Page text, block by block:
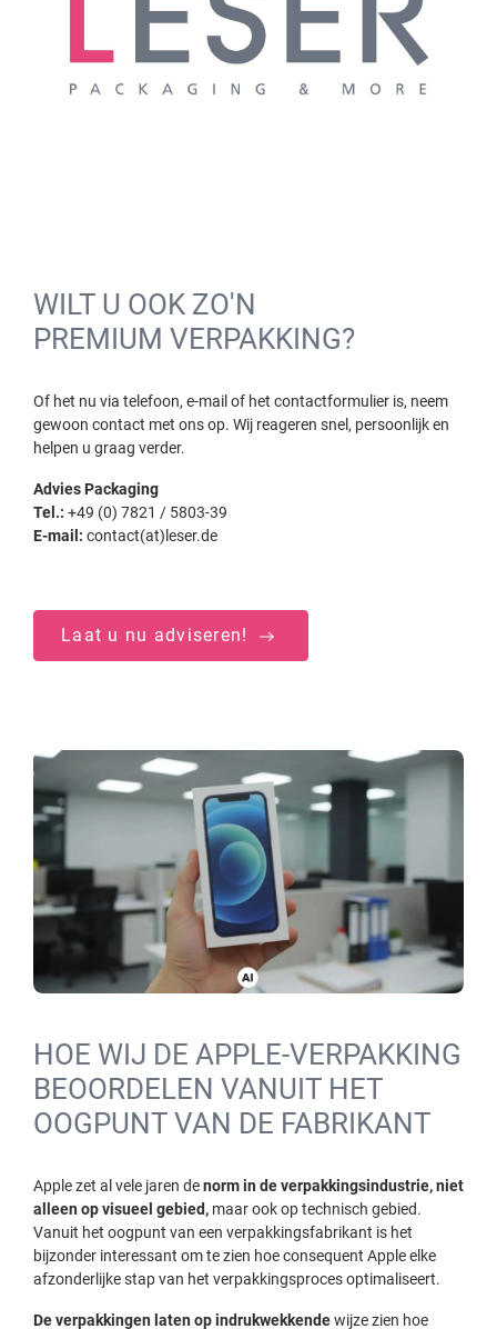
WILT U OOK ZO'N
PREMIUM VERPAKKING?
Of het nu via telefoon, e-mail of het contactformulier is, neem
gewoon contact met ons op. Wij reageren snel, persoonlijk en
helpen u graag verder.
Advies Packaging
Tel.: +49 (0) 7821 / 5803-39
E-mail: contact(at)leser.de
Laat u nu adviseren!
HOE WIJ DE APPLE-VERPAKKING
BEOORDELEN VANUIT HET
OOGPUNT VAN DE FABRIKANT
Apple zet al vele jaren denorm in de verpakkingsindustrie, niet
alleen op visueel gebied, maar ook op technisch gebied.
Vanuit het oogpunt van een verpakkingsfabrikant is het
bijzonder interessant om te zien hoe consequent Apple elke
afzonderlijke stap van het verpakkingsproces optimaliseert.
De verpakkingen laten op indrukwekkendewijze zien hoe